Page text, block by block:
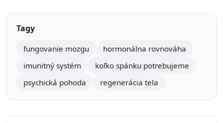
Tagy
fungovanie mozgu
hormonálna rovnováha
imunitný systém
koľko spánku potrebujeme
psychická pohoda
regenerácia tela